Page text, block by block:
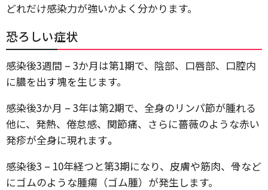
どれだけ感染力が強いかよく分かります。
恐ろしい症状
感染後3週間 – 3か月は第1期で、陰部、口唇部、口腔内
に膿を出す塊を生じます。
感染後3か月 – 3年は第2期で、全身のリンパ節が腫れる
他に、発熱、倦怠感、関節痛、さらに薔薇のような赤い
発疹が全身に現れます。
感染後3 – 10年経つと第3期になり、皮膚や筋肉、骨など
にゴムのような腫瘍（ゴム腫）が発生します。